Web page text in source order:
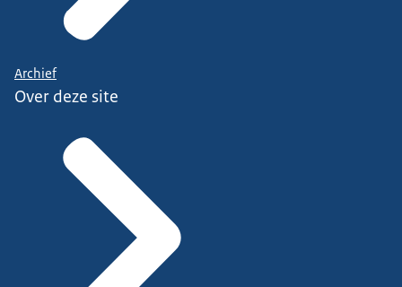
Archief
Over deze site